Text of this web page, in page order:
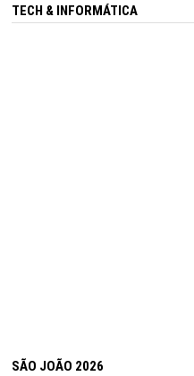
TECH & INFORMÁTICA
SÃO JOÃO 2026